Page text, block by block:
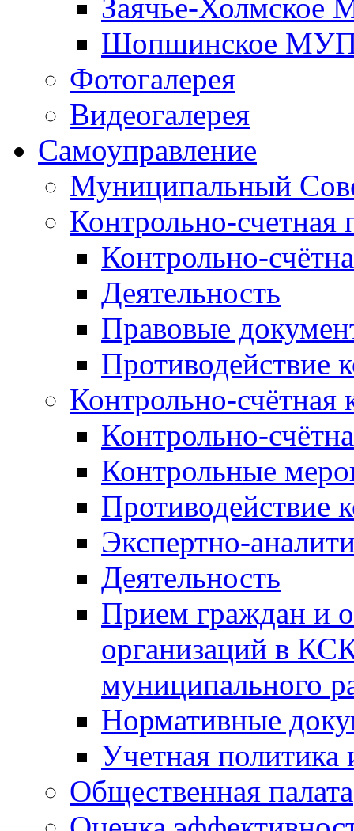
Заячье-
Шопшинское
Фотогалерея
Видеогалерея
Самоуправление
Муниципальный
Контрольно-счетная
Контрольно-
Деятельность
Правовые
Противодействие
Контрольно-счётная
Контрольно-
Контрольные
Противодействие
Экспертно-
Деятельность
Прием граждан и
организаций в
муниципального
Нормативные
Учетная политика
Общественная палата